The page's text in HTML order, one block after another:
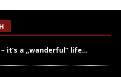
it’s a „wanderful“ life…